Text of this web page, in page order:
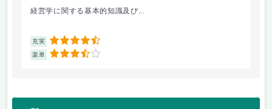
経営学に関する基本的知識及び...
充実 4.5
楽単 3.5